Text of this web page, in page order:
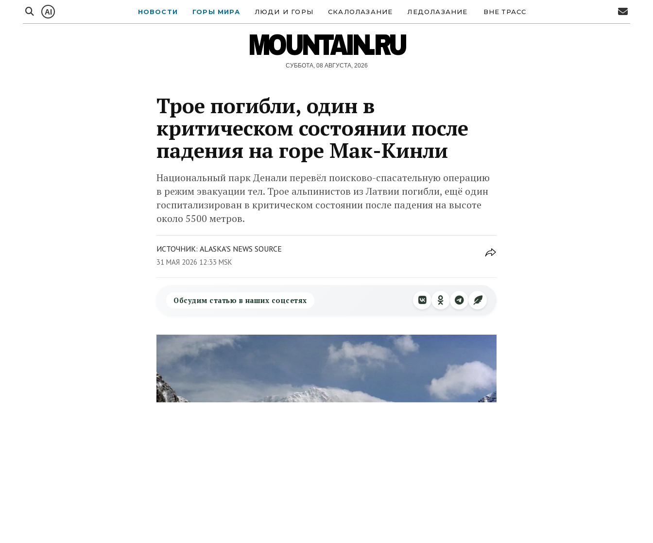
AI НОВОСТИ ГОРЫ МИРА ЛЮДИ И ГОРЫ СКАЛОЛАЗАНИЕ ЛЕДОЛАЗАНИЕ ВНЕ ТРАСС
MOUNTAIN.RU
СУББОТА, 08 АВГУСТА, 2026
Трое погибли, один в
критическом состоянии после
падения на горе Мак-Кинли
Национальный парк Денали перевёл поисково-спасательную операцию
в режим эвакуации тел. Трое альпинистов из Латвии погибли, ещё один
госпитализирован в критическом состоянии после падения на высоте
около 5500 метров.
ИСТОЧНИК: ALASKA'S NEWS SOURCE
31 МАЯ 2026 12:33 MSK
Обсудим статью в наших соцсетях